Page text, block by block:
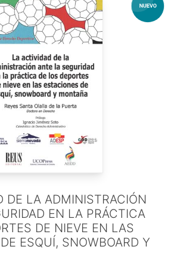
DE LA ADMINISTRACIÓN
EN LA PRÁCTICA
DE NIEVE EN LAS
ESQUÍ, SNOWBOARD Y